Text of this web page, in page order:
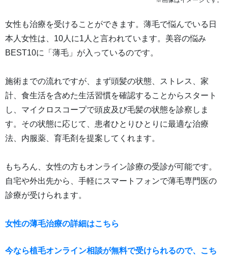
女性も治療を受けることができます。薄毛で悩んでいる日
本人女性は、10人に1人と言われています。美容の悩み
BEST10に「薄毛」が入っているのです。
施術までの流れですが、まず頭髪の状態、ストレス、家
計、食生活を含めた生活習慣を確認することからスタート
し、マイクロスコープで頭皮及び毛髪の状態を診察しま
す。その状態に応じて、患者ひとりひとりに最適な治療
法、内服薬、育毛剤を提案してくれます。
もちろん、女性の方もオンライン診療の受診が可能です。
自宅や外出先から、手軽にスマートフォンで薄毛専門医の
診療が受けられます。
女性の薄毛治療の詳細はこちら
今なら植毛オンライン相談が無料で受けられるので、こち